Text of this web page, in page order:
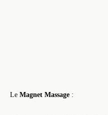
Le Magnet Massage :